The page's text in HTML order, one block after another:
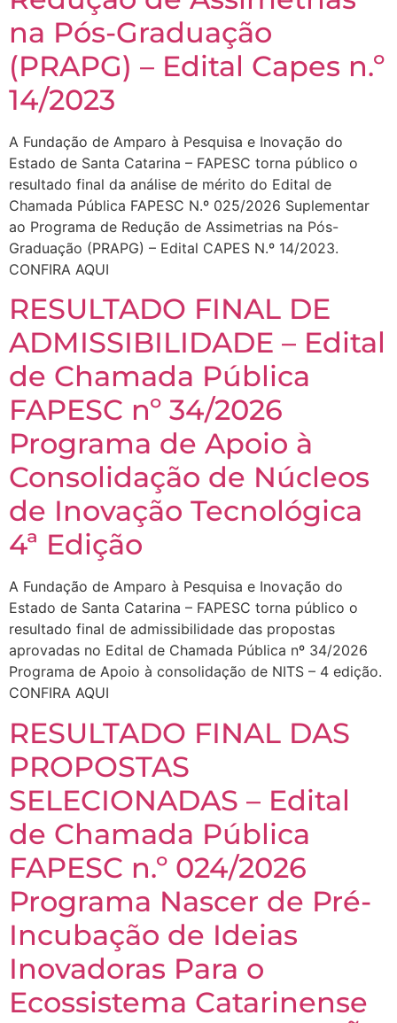
na Pós-Graduação
(PRAPG) – Edital Capes n.º
14/2023
A Fundação de Amparo à Pesquisa e Inovação do
Estado de Santa Catarina – FAPESC torna público o
resultado final da análise de mérito do Edital de
Chamada Pública FAPESC N.º 025/2026 Suplementar
ao Programa de Redução de Assimetrias na Pós-
Graduação (PRAPG) – Edital CAPES N.º 14/2023.
CONFIRA AQUI
RESULTADO FINAL DE
ADMISSIBILIDADE – Edital
de Chamada Pública
FAPESC nº 34/2026
Programa de Apoio à
Consolidação de Núcleos
de Inovação Tecnológica
4ª Edição
A Fundação de Amparo à Pesquisa e Inovação do
Estado de Santa Catarina – FAPESC torna público o
resultado final de admissibilidade das propostas
aprovadas no Edital de Chamada Pública nº 34/2026
Programa de Apoio à consolidação de NITS – 4 edição.
CONFIRA AQUI
RESULTADO FINAL DAS
PROPOSTAS
SELECIONADAS – Edital
de Chamada Pública
FAPESC n.º 024/2026
Programa Nascer de Pré-
Incubação de Ideias
Inovadoras Para o
Ecossistema Catarinense